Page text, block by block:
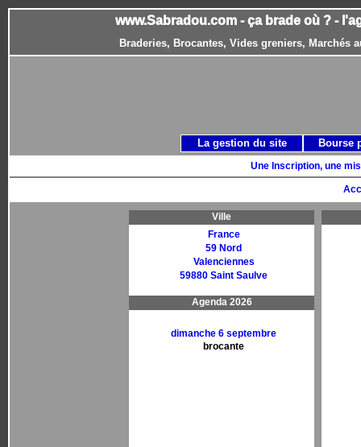
www.Sabradou.com - ça brade où ? -
Braderies, Brocantes, Vides greniers, Marchés
Une Inscription, une
Ville
France
59 Nord
Valenciennes
59880 Saint Saulve
Agenda 2026
dimanche 6 septembre
brocante
La gestion du site Bourse